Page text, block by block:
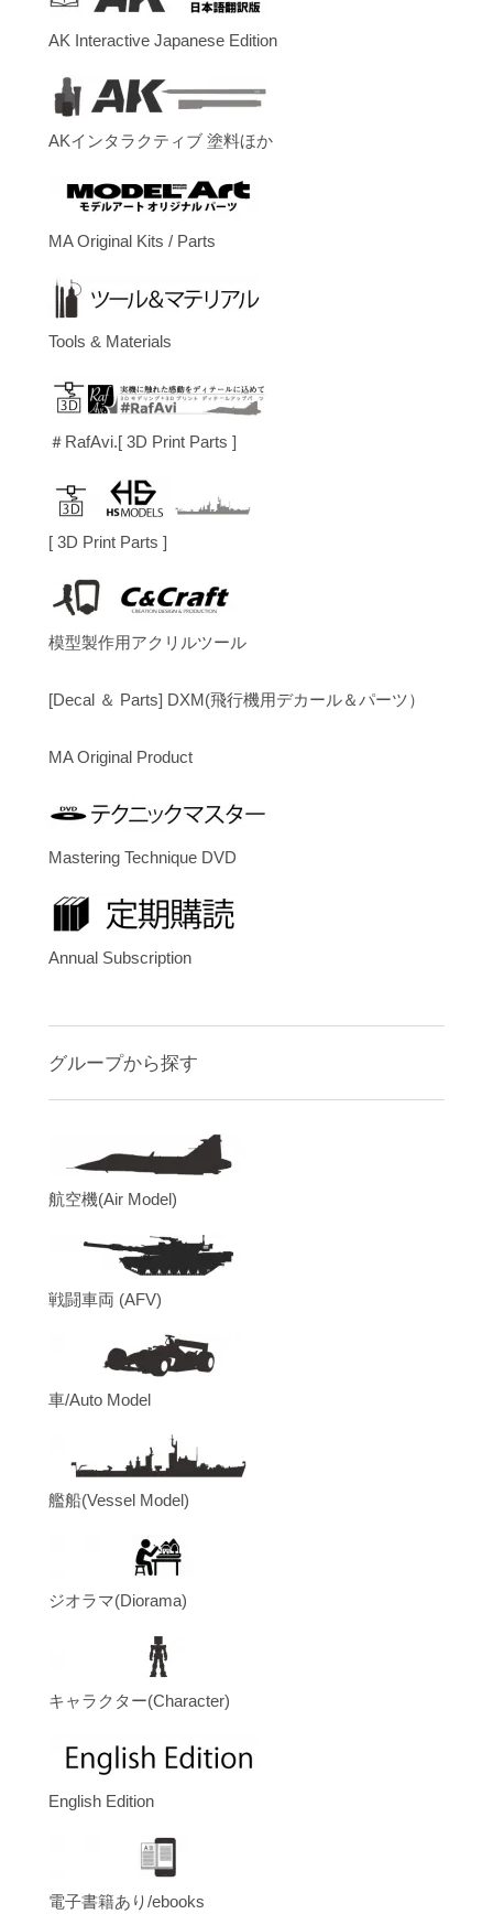
AK Interactive Japanese Edition
AKインタラクティブ 塗料ほか
MA Original Kits / Parts
Tools & Materials
＃RafAvi.[ 3D Print Parts ]
[ 3D Print Parts ]
模型製作用アクリルツール
[Decal ＆ Parts] DXM(飛行機用デカール＆パーツ）
MA Original Product
Mastering Technique DVD
Annual Subscription
グループから探す
航空機(Air Model)
戦闘車両 (AFV)
車/Auto Model
艦船(Vessel Model)
ジオラマ(Diorama)
キャラクター(Character)
English Edition
電子書籍あり/ebooks